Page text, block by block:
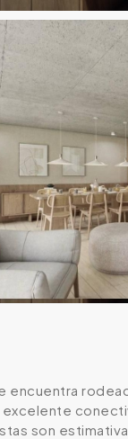
encuentra
excelente
son